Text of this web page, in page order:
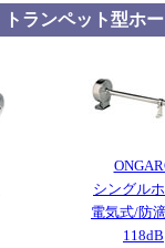
トランペット型ホ
シングル
電気式/防
118dB